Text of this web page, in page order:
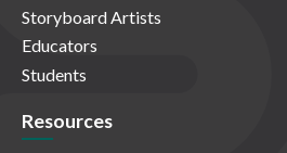
Storyboard Artists
Educators
Students
Resources